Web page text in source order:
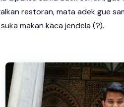
restoran, mata adek gue
makan kaca jendela (?).